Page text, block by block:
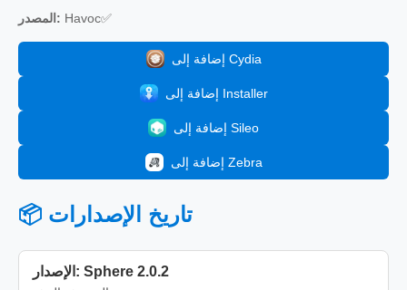
المصدر: Havoc✅
إضافة إلى Cydia
إضافة إلى Installer
إضافة إلى Sileo
إضافة إلى Zebra
📦 تاريخ الإصدارات
الإصدار: Sphere 2.0.2